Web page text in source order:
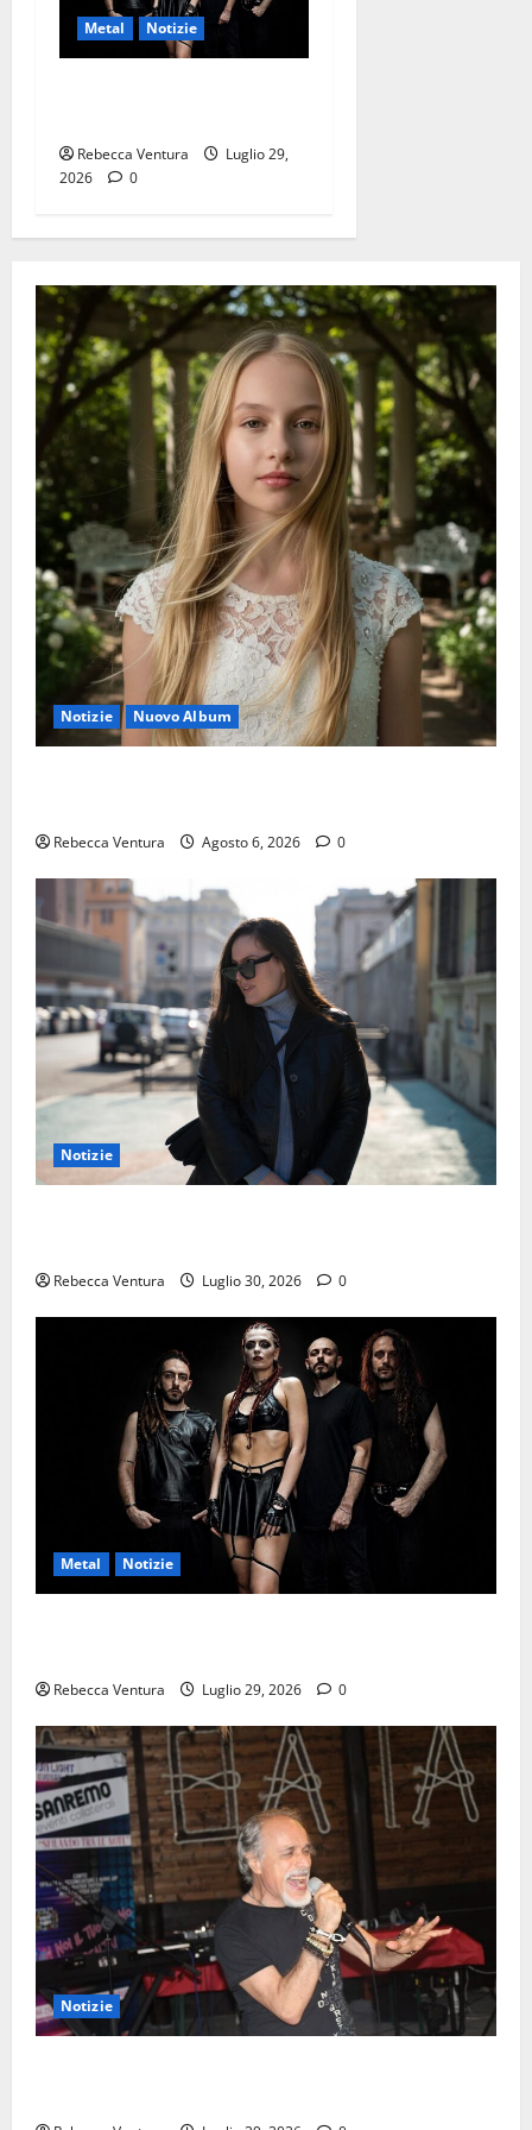
Metal Notizie
Rebecca Ventura
Luglio 29,
2026
0
Notizie Nuovo Album
Rebecca Ventura Agosto 6, 2026 0
Notizie
Rebecca Ventura Luglio 30, 2026 0
Metal Notizie
Rebecca Ventura Luglio 29, 2026 0
Notizie